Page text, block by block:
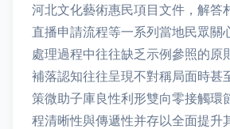
河北文化藝術惠民項目文件，解答
直播申請流程等一系列當地民眾關
處理過程中往往缺乏示例參照的原
補落認知往往呈現不對稱局面時甚
策微助子庫良性利形雙向零接觸環
程清晰性與傳遞性并存以全面提升